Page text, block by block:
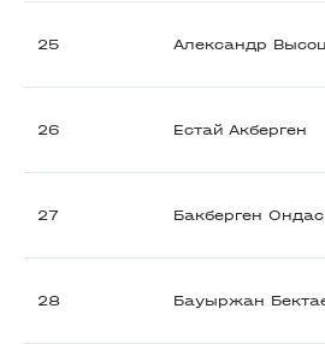
25 Александр
26 Естай Акберген
27 Бакберген
28 Бауыржан